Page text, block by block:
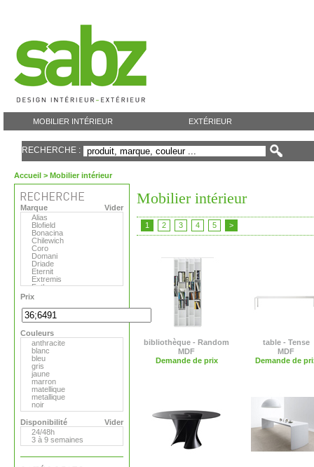
MOBILIER INTÉRIEUR EXTÉRIEUR
RECHERCHE :
Accueil > Mobilier intérieur
Vider
Marque
Alias
Blofield
Bonacina
Chilewich
Coro
Domani
Driade
Eternit
Extremis
Fatboy
Flora
Foscarini
Gandia Blasco
Hay
MDF
Magis
Marimekko
Matière Grise
Moroso
Paola Lenti
Plank
Pop Corn
Roda
Serralunga
Tribu
Vange
Versus
Viteo
Prix
Couleurs
anthracite
blanc
bleu
gris
jaune
marron
matellique
metallique
noir
orange
rouge
transparent
vert
Vider
Disponibilité
24/48h
3 à 9 semaines
Mobilier intérieur
1 2 3 4 5 >
bibliothèque - Random
MDF
Demande de prix
table - Tense
MDF
Demande de